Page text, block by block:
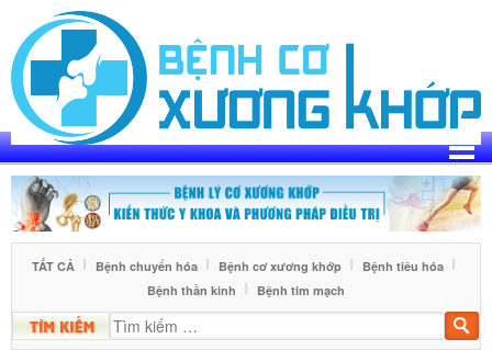
content
TẤT CẢ Bệnh chuyển hóa Bệnh cơ xương khớp
Bệnh tiêu hóa
Bệnh thần kinh
Bệnh tim mạch
Tìm